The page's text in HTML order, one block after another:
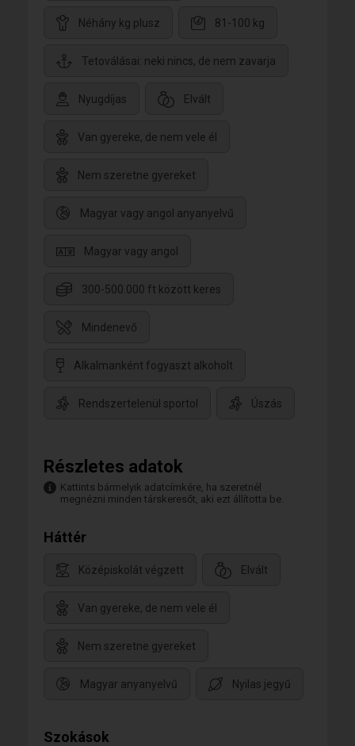
Néhány kg plusz 81-100 kg
Tetoválásai: neki nincs, de nem zavarja
Nyugdíjas Elvált
Van gyereke, de nem vele él
Nem szeretne gyereket
Magyar vagy angol anyanyelvű
Magyar vagy angol
300-500.000 ft között keres
Mindenevő
Alkalmanként fogyaszt alkoholt
Rendszertelenül sportol Úszás
Részletes adatok
Kattints bármelyik adatcímkére, ha szeretnél
megnézni minden társkeresőt, aki ezt állította be.
Háttér
Középiskolát végzett Elvált
Van gyereke, de nem vele él
Nem szeretne gyereket
Magyar anyanyelvű Nyilas jegyű
Szokások